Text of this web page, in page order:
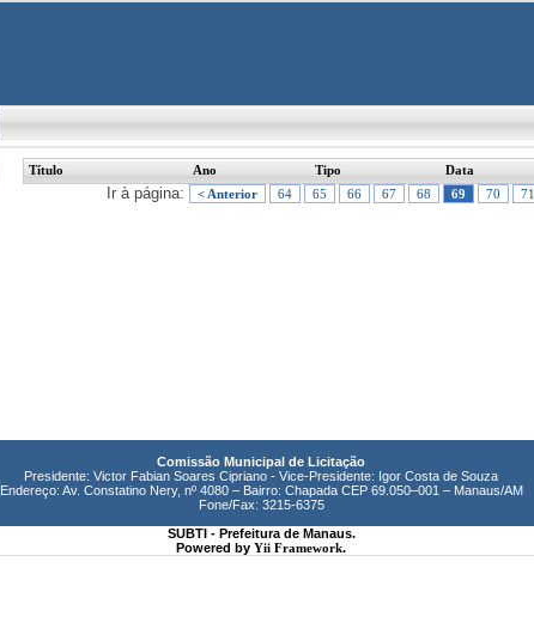
Título Ano Tipo Data
Ir à página: < Anterior 64 65 66 67 68 69 70 71
Comissão Municipal de Licitação
Presidente: Victor Fabian Soares Cipriano - Vice-Presidente: Igor Costa de Souza
Endereço: Av. Constatino Nery, nº 4080 – Bairro: Chapada CEP 69.050–001 – Manaus/AM
Fone/Fax: 3215-6375
SUBTI - Prefeitura de Manaus.
Powered byYii Framework.